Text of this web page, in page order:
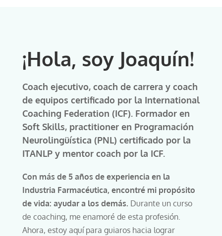
¡Hola, soy Joaquín!
Coach ejecutivo, coach de carrera y coach
de equipos certificado por la International
Coaching Federation (ICF). Formador en
Soft Skills, practitioner en Programación
Neurolingüística (PNL) certificado por la
ITANLP y mentor coach por la ICF.
Con más de 5 años de experiencia en la
Industria Farmacéutica, encontré mi propósito
de vida: ayudar a los demás. Durante un curso
de coaching, me enamoré de esta profesión.
Ahora, estoy aquí para guiaros hacia lograr